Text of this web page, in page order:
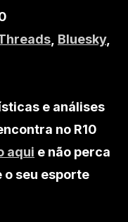
Bluesky,
e análises
no R10
aqui e não perca
o seu esporte